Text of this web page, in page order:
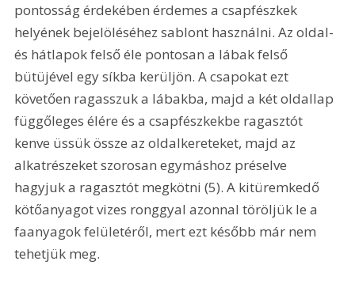
pontosság érdekében érdemes a csapfészkek
helyének bejelöléséhez sablont használni. Az oldal-
és hátlapok felső éle pontosan a lábak felső
bütüjével egy síkba kerüljön. A csapokat ezt
követően ragasszuk a lábakba, majd a két oldallap
függőleges élére és a csapfészkekbe ragasztót
kenve üssük össze az oldalkereteket, majd az
alkatrészeket szorosan egymáshoz préselve
hagyjuk a ragasztót megkötni (5). A kitüremkedő
kötőanyagot vizes ronggyal azonnal töröljük le a
faanyagok felületéről, mert ezt később már nem
tehetjük meg.